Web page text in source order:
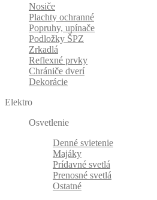
Nosiče
Plachty ochranné
Popruhy, upínače
Podložky ŠPZ
Zrkadlá
Reflexné prvky
Chrániče dverí
Dekorácie
Elektro
Osvetlenie
Denné svietenie
Majáky
Prídavné svetlá
Prenosné svetlá
Ostatné